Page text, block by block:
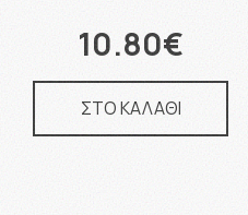
10.80€
ΣΤΟ ΚΑΛΑΘΙ